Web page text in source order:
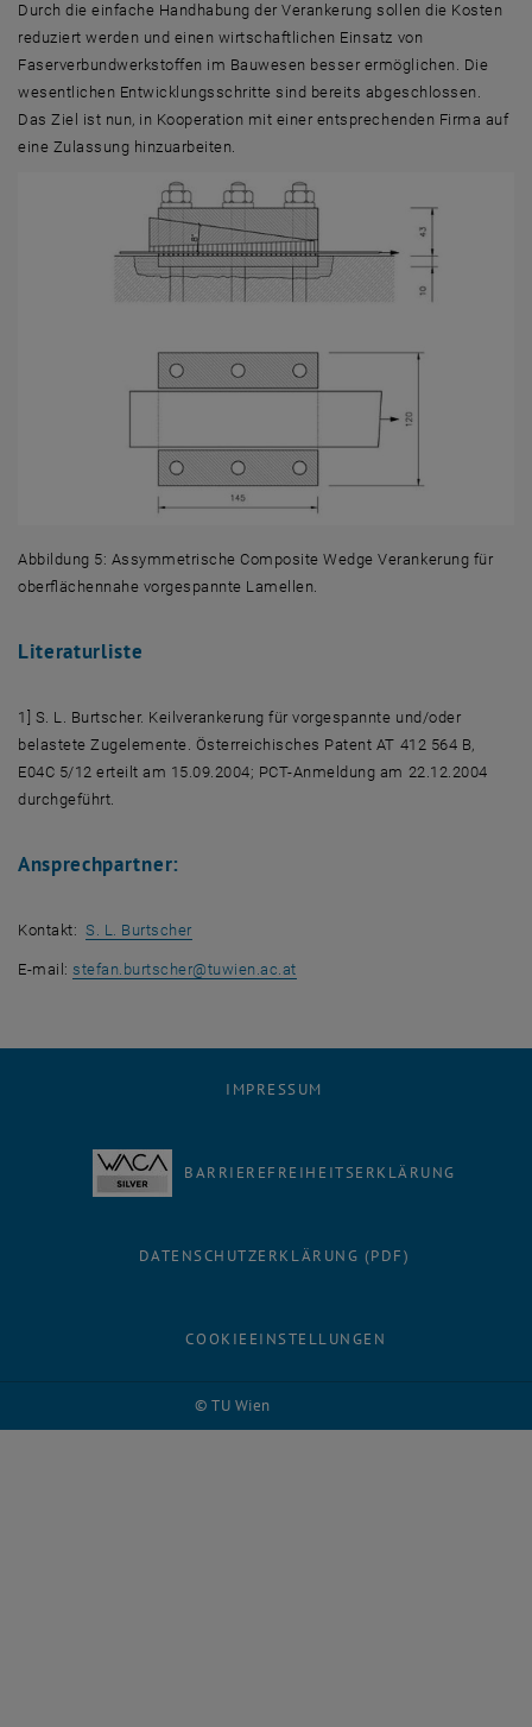
Durch die einfache Handhabung der Verankerung sollen die Kosten
reduziert werden und einen wirtschaftlichen Einsatz von
Faserverbundwerkstoffen im Bauwesen besser ermöglichen. Die
wesentlichen Entwicklungsschritte sind bereits abgeschlossen.
Das Ziel ist nun, in Kooperation mit einer entsprechenden Firma auf
eine Zulassung hinzuarbeiten.
Abbildung 5: Assymmetrische Composite Wedge Verankerung für
oberflächennahe vorgespannte Lamellen.
Literaturliste
1] S. L. Burtscher. Keilverankerung für vorgespannte und/oder
belastete Zugelemente. Österreichisches Patent AT 412 564 B,
E04C 5/12 erteilt am 15.09.2004; PCT-Anmeldung am 22.12.2004
durchgeführt.
Ansprechpartner:
Kontakt:S. L. Burtscher, öffnet eine externe URL in einem neuen
E-mail:stefan.burtscher@tuwien.ac.at
© TU Wien
IMPRESSUM
BARRIEREFREIHEITSERKLÄRUNG
DATENSCHUTZERKLÄRUNG (PDF)
COOKIEEINSTELLUNGEN